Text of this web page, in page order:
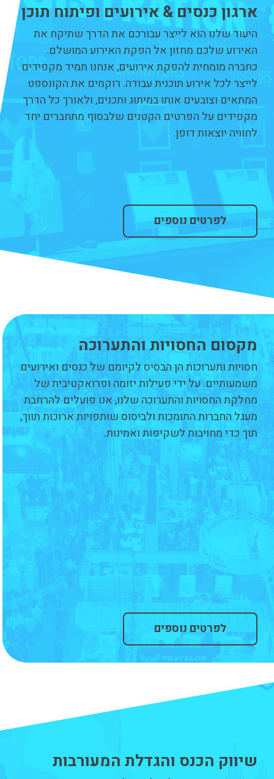
ארגון כנסים & אירועים ופיתוח תוכן
היעוד שלנו הוא לייצר עבורכם את הדרך שתיקח את
האירוע שלכם מחזון אל הפקת האירוע המושלם.
כחברה מומחית להפקת אירועים, אנחנו תמיד מקפידים
לייצר לכל אירוע תוכנית עבודה. רוקמים את הקונספט
המתאים וצובעים אותו במיתוג ותכנים, ולאורך כל הדרך
מקפידים על הפרטים הקטנים שלבסוף מתחברים יחד
לחוויה יוצאות דופן.
לפרטים נוספים
מקסום החסויות והתערוכה
חסויות ותערוכות הן הבסיס לקיומם של כנסים ואירועים
משמעותיים. על ידי פעילות יזומה ופרואקטיבית של
מחלקת החסויות והתערוכה שלנו, אנו פועלים להרחבת
מעגל החברות התומכות ולביסוס שותפויות ארוכות תווך,
תוך כדי מחויבות לשקיפות ואמינות.
לפרטים נוספים
שיווק הכנס והגדלת המעורבות